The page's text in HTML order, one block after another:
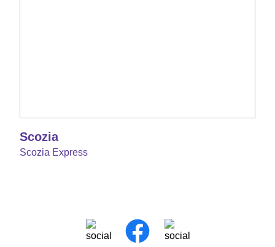
Scozia
Scozia Express